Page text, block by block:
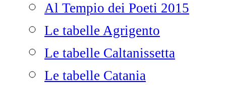
Al Tempio dei Poeti 2015
Le tabelle Agrigento
Le tabelle Caltanissetta
Le tabelle Catania